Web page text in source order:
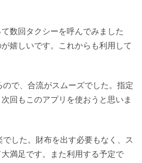
数回タクシーを呼んでみました
嬉しいです。これからも利用して
で、合流がスムーズでした。指定
回もこのアプリを使おうと思いま
した。財布を出す必要もなく、ス
満足です。また利用する予定で